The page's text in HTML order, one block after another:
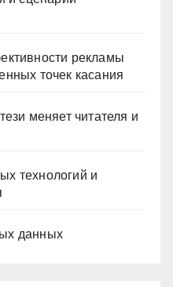
рекламы
точек касания
меняет читателя и
технологий и
данных